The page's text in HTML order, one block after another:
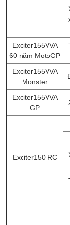
Exciter155VVA
60 năm MotoGP
Exciter155VVA
Monster
Exciter155VVA
GP
Exciter150 RC